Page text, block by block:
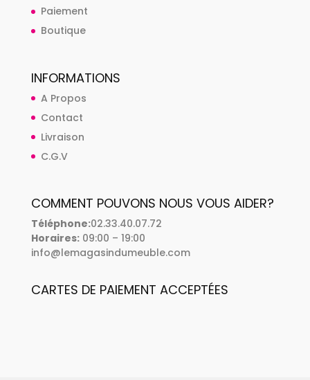
Paiement
Boutique
INFORMATIONS
A Propos
Contact
Livraison
C.G.V
COMMENT POUVONS NOUS VOUS AIDER?
Téléphone:02.33.40.07.72
Horaires:09:00 – 19:00
info@lemagasindumeuble.com
CARTES DE PAIEMENT ACCEPTÉES